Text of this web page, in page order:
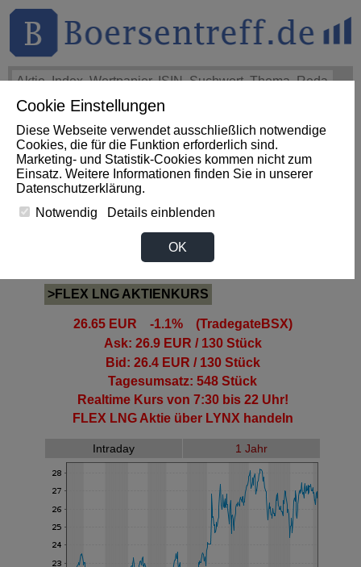
Cookie Einstellungen
Diese Webseite verwendet ausschließlich notwendige
Cookies, die für die Funktion erforderlich sind.
Marketing- und Statistik-Cookies kommen nicht zum
Einsatz. Weitere Informationen finden Sie in unserer
Datenschutzerklärung.
Notwendig
Details einblenden
OK
THEMEN HOT-STOCKS
Impact News +++ First Phosphate Corp.: First Phosphate
Announces Uplisting of American Depositary Receipt (ADR)
to Nasdaq... (Newsfile) +++ FIRST PHOSPHATE Aktie
+4,02%
FLEX LNG Aktie
>FLEX LNG AKTIENKURS
26.65 EUR -1.1% (TradegateBSX)
Ask: 26.9 EUR / 130 Stück
Bid: 26.4 EUR / 130 Stück
Tagesumsatz: 548 Stück
Realtime Kurs von 7:30 bis 22 Uhr!
FLEX LNG Aktieüber LYNX handeln
Intraday 1 Jahr